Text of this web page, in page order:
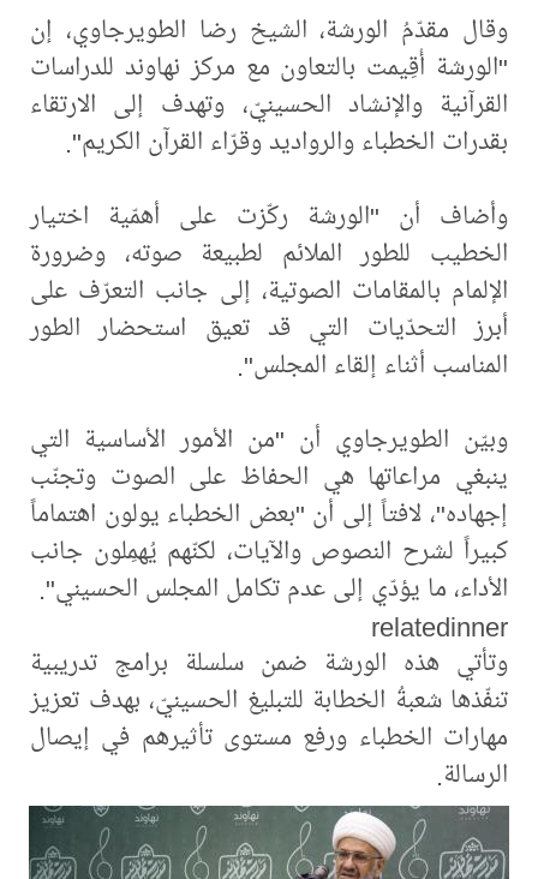
وقال مقدّمُ الورشة، الشيخ رضا الطويرجاوي، إن
"الورشة أُقِيمت بالتعاون مع مركز نهاوند للدراسات
القرآنية والإنشاد الحسينيّ، وتهدف إلى الارتقاء
بقدرات الخطباء والرواديد وقرّاء القرآن الكريم".
وأضاف أن "الورشة ركّزت على أهمّية اختيار
الخطيب للطور الملائم لطبيعة صوته، وضرورة
الإلمام بالمقامات الصوتية، إلى جانب التعرّف على
أبرز التحدّيات التي قد تعيق استحضار الطور
المناسب أثناء إلقاء المجلس".
وبيّن الطويرجاوي أن "من الأمور الأساسية التي
ينبغي مراعاتها هي الحفاظ على الصوت وتجنّب
إجهاده"، لافتاً إلى أن "بعض الخطباء يولون اهتماماً
كبيراً لشرح النصوص والآيات، لكنّهم يُهمِلون جانب
الأداء، ما يؤدّي إلى عدم تكامل المجلس الحسيني".
relatedinner
وتأتي هذه الورشة ضمن سلسلة برامج تدريبية
تنفّذها شعبةُ الخطابة للتبليغ الحسينيّ، بهدف تعزيز
مهارات الخطباء ورفع مستوى تأثيرهم في إيصال
الرسالة.